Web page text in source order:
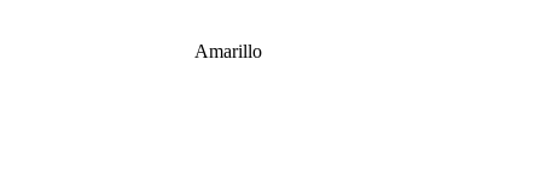
Amarillo